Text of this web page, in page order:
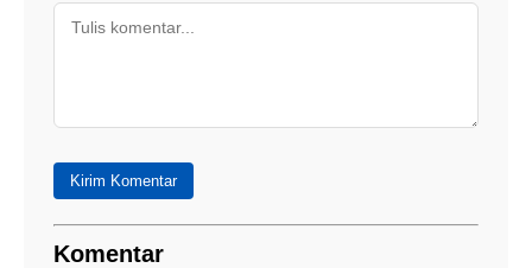
Kirim Komentar
Komentar